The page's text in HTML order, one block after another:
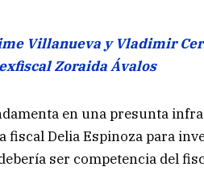
Villanueva y Vladimir
Zoraida Ávalos
en una presunta
fiscal Delia Espinoza para
ser competencia del